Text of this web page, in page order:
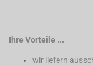
Ihre Vorteile ...
wir liefern